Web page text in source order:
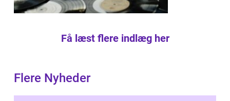
Få læst flere indlæg her
Flere Nyheder